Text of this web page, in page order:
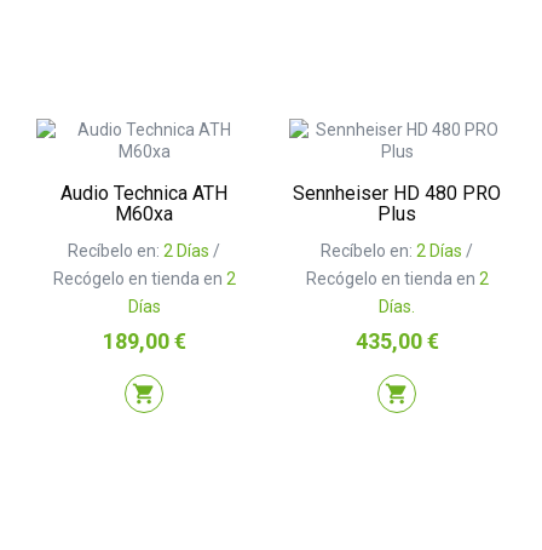
Audio Technica ATH
M60xa
Recíbelo en: 2 Días /
Recógelo en tienda en 2
Días
Precio
189,00 €
shopping_cart
Sennheiser HD 480 PRO
Plus
Recíbelo en: 2 Días /
Recógelo en tienda en 2
Días.
Precio
435,00 €
shopping_cart